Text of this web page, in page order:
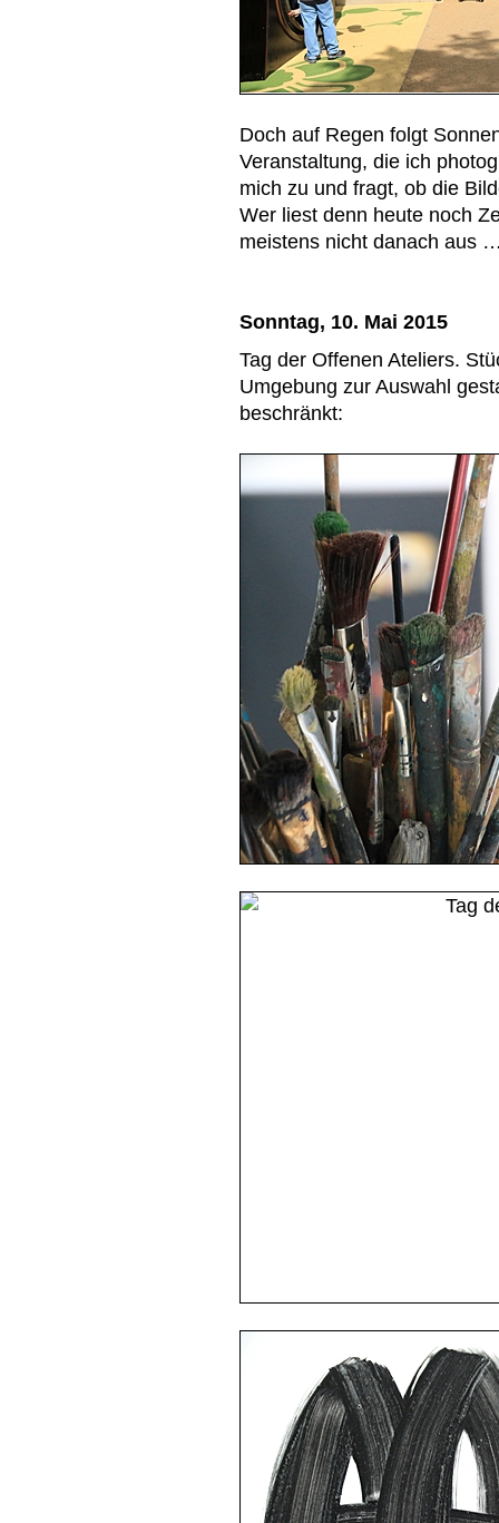
Doch auf Regen folgt
Veranstaltung, die ich
mich zu und fragt, ob die
Wer liest denn heute noch
meistens nicht danach aus
Sonntag, 10. Mai 2015
Tag der Offenen Ateliers.
Umgebung zur Auswahl
beschränkt: